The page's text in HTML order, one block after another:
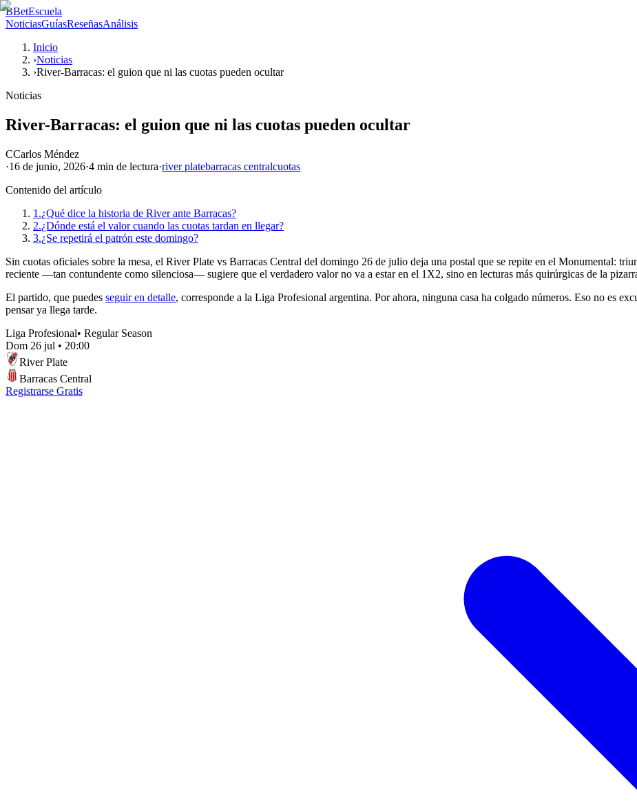
BBetEscuela
NoticiasGuíasReseñasAnálisis
Inicio
›Noticias
›River-Barracas: el guion que ni las cuotas pueden ocultar
Noticias
River-Barracas: el guion que ni las cuotas pueden ocultar
CCarlos Méndez
·16 de junio, 2026·4 min de lectura·river platebarracas centralcuotas
Contenido del artículo
1.¿Qué dice la historia de River ante Barracas?
2.¿Dónde está el valor cuando las cuotas tardan en llegar?
3.¿Se repetirá el patrón este domingo?
Sin cuotas oficiales sobre la mesa, el River Plate vs Barracas Central del domingo 26 de julio deja una postal que se repite en el Monumental:
reciente —tan contundente como silenciosa— sugiere que el verdadero valor no va a estar en el 1X2, sino en lecturas más quirúrgicas de la
El partido, que puedes seguir en detalle, corresponde a la Liga Profesional argentina. Por ahora, ninguna casa ha colgado números. Eso no es
pensar ya llega tarde.
Liga Profesional• Regular Season
Dom 26 jul • 20:00
River Plate
Barracas Central
Registrarse Gratis